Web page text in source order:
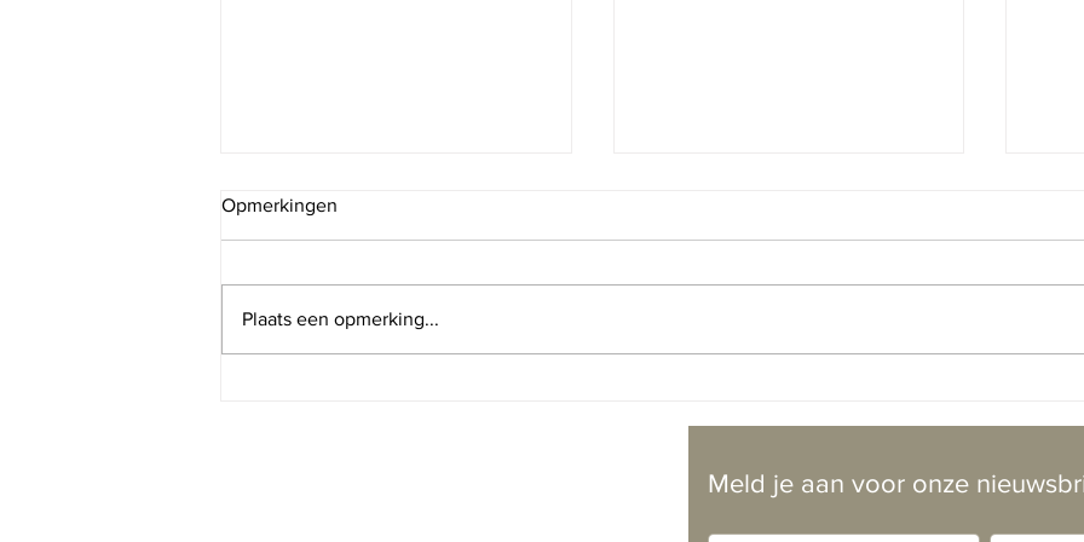
Opmerkingen
Plaats een opmerking...
Meld je aan voor onze